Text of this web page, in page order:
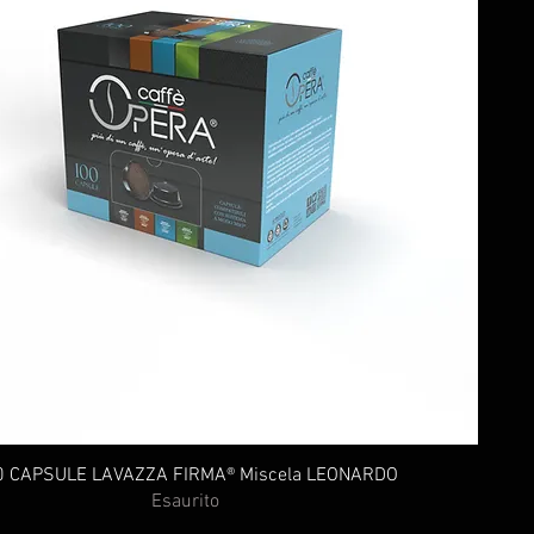
CAPSULE LAVAZZA FIRMA® Miscela LEONARDO
Esaurito